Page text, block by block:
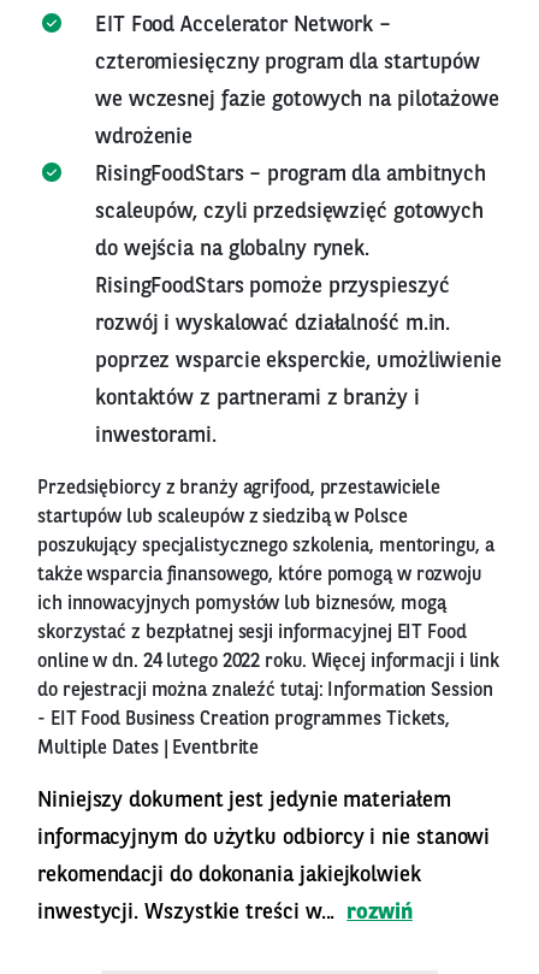
EIT Food Accelerator Network –
czteromiesięczny program dla startupów
we wczesnej fazie gotowych na pilotażowe
wdrożenie
RisingFoodStars – program dla ambitnych
scaleupów, czyli przedsięwzięć gotowych
do wejścia na globalny rynek.
RisingFoodStars pomoże przyspieszyć
rozwój i wyskalować działalność m.in.
poprzez wsparcie eksperckie, umożliwienie
kontaktów z partnerami z branży i
inwestorami.
Przedsiębiorcy z branży agrifood, przestawiciele
startupów lub scaleupów z siedzibą w Polsce
poszukujący specjalistycznego szkolenia, mentoringu, a
także wsparcia finansowego, które pomogą w rozwoju
ich innowacyjnych pomysłów lub biznesów, mogą
skorzystać z bezpłatnej sesji informacyjnej EIT Food
online w dn. 24 lutego 2022 roku. Więcej informacji i link
do rejestracji można znaleźć tutaj:
Information Session
- EIT Food Business Creation programmes Tickets,
Multiple Dates | Eventbrite
Niniejszy dokument jest jedynie materiałem
informacyjnym do użytku odbiorcy i nie stanowi
rekomendacji do dokonania jakiejkolwiek
inwestycji. Wszystkie treści w...
rozwiń